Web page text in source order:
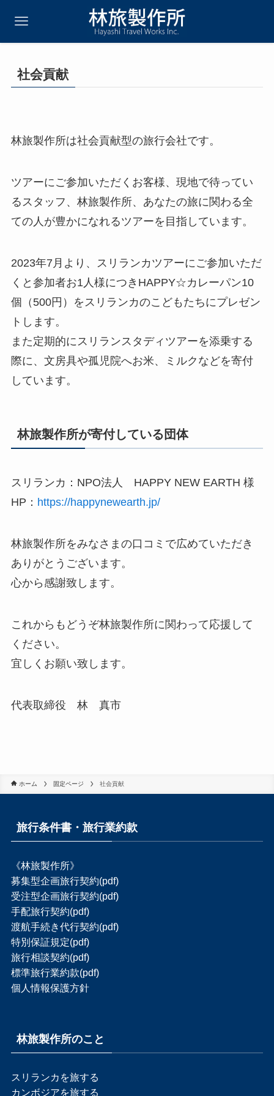
社会貢献
林旅製作所は社会貢献型の旅行会社です。
ツアーにご参加いただくお客様、現地で待ってい
るスタッフ、林旅製作所、あなたの旅に関わる全
ての人が豊かになれるツアーを目指しています。
2023年7月より、スリランカツアーにご参加いただ
くと参加者お1人様につきHAPPY☆カレーパン10
個（500円）をスリランカのこどもたちにプレゼン
トします。
また定期的にスリランスタディツアーを添乗する
際に、文房具や孤児院へお米、ミルクなどを寄付
しています。
林旅製作所が寄付している団体
スリランカ：NPO法人 HAPPY NEW EARTH 様
HP： https://happynewearth.jp/
林旅製作所をみなさまの口コミで広めていただき
ありがとうございます。
心から感謝致します。
これからもどうぞ林旅製作所に関わって応援して
ください。
宜しくお願い致します。
代表取締役 林 真市
ホーム 固定ページ 社会貢献
旅行条件書・旅行業約款
《林旅製作所》
募集型企画旅行契約(pdf)
受注型企画旅行契約(pdf)
手配旅行契約(pdf)
渡航手続き代行契約(pdf)
特別保証規定(pdf)
旅行相談契約(pdf)
標準旅行業約款(pdf)
個人情報保護方針
林旅製作所のこと
スリランカを旅する
カンボジアを旅する